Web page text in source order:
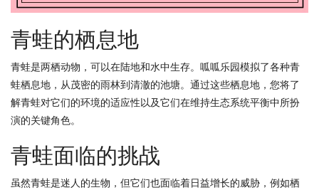
青蛙的栖息地
青蛙是两栖动物，可以在陆地和水中生存。呱呱乐园模拟了各种青
蛙栖息地，从茂密的雨林到清澈的池塘。通过这些栖息地，您将了
解青蛙对它们的环境的适应性以及它们在维持生态系统平衡中所扮
演的关键角色。
青蛙面临的挑战
虽然青蛙是迷人的生物，但它们也面临着日益增长的威胁，例如栖